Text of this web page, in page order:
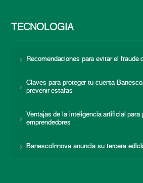
TECNOLOGÍA
Recomendaciones para evitar el fraude
Claves para proteger tu cuenta
prevenir estafas
Ventajas de la inteligencia artificial para
emprendedores
BanescoInnova anuncia su tercera